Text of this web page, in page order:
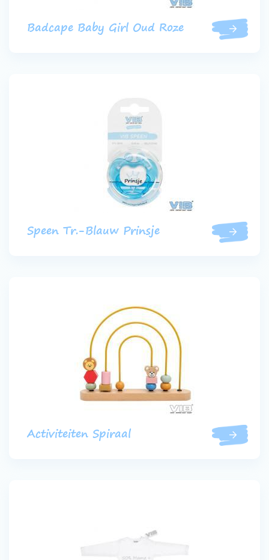
Badcape Baby Girl Oud Roze
Speen Tr.-Blauw Prinsje
Activiteiten Spiraal